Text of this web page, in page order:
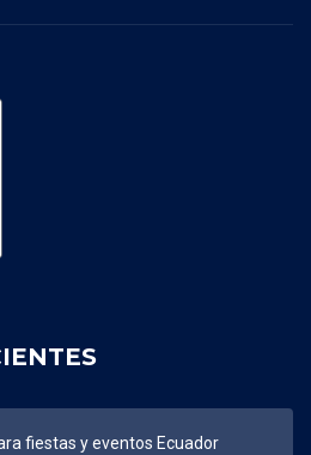
fiestas y eventos Ecuador